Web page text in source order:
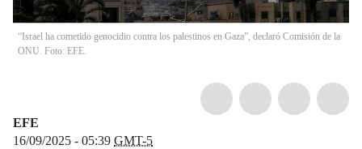
“Israel ha cometido genocidio contra los palestinos en Gaza”, declaró Comisión de la
ONU. Foto: EFE.
EFE
16/09/2025 - 05:39 GMT-5